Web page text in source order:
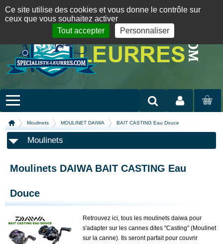
09 72 36 55 01 06 08 07 98 87 English version
MON
Moulinets MOULINET DAIWA BAIT CASTING Eau Douce
Moulinets
Moulinets DAIWA BAIT CASTING Eau
Douce
Retrouvez ici, tous les moulinets daiwa pour
s'adapter sur les cannes dites "Casting" (Moulinet
sur la canne). Ils seront parfait pour couvrir
Panneau de gestion des cookies
Ce site utilise des cookies et vous donne le contrôle sur
ceux que vous souhaitez activer
Tout accepter
Personnaliser